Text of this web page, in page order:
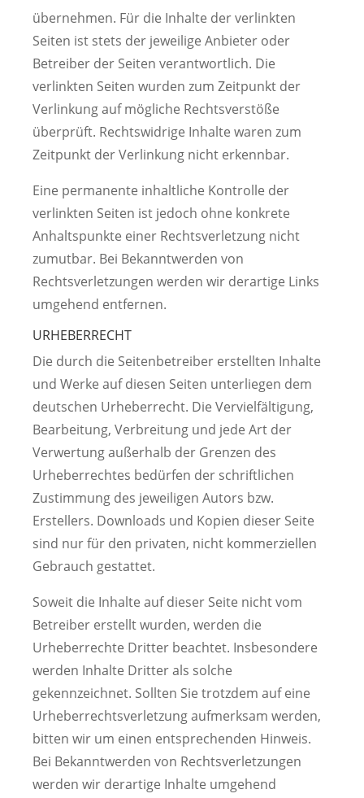
übernehmen. Für die Inhalte der verlinkten
Seiten ist stets der jeweilige Anbieter oder
Betreiber der Seiten verantwortlich. Die
verlinkten Seiten wurden zum Zeitpunkt der
Verlinkung auf mögliche Rechtsverstöße
überprüft. Rechtswidrige Inhalte waren zum
Zeitpunkt der Verlinkung nicht erkennbar.
Eine permanente inhaltliche Kontrolle der
verlinkten Seiten ist jedoch ohne konkrete
Anhaltspunkte einer Rechtsverletzung nicht
zumutbar. Bei Bekanntwerden von
Rechtsverletzungen werden wir derartige Links
umgehend entfernen.
URHEBERRECHT
Die durch die Seitenbetreiber erstellten Inhalte
und Werke auf diesen Seiten unterliegen dem
deutschen Urheberrecht. Die Vervielfältigung,
Bearbeitung, Verbreitung und jede Art der
Verwertung außerhalb der Grenzen des
Urheberrechtes bedürfen der schriftlichen
Zustimmung des jeweiligen Autors bzw.
Erstellers. Downloads und Kopien dieser Seite
sind nur für den privaten, nicht kommerziellen
Gebrauch gestattet.
Soweit die Inhalte auf dieser Seite nicht vom
Betreiber erstellt wurden, werden die
Urheberrechte Dritter beachtet. Insbesondere
werden Inhalte Dritter als solche
gekennzeichnet. Sollten Sie trotzdem auf eine
Urheberrechtsverletzung aufmerksam werden,
bitten wir um einen entsprechenden Hinweis.
Bei Bekanntwerden von Rechtsverletzungen
werden wir derartige Inhalte umgehend